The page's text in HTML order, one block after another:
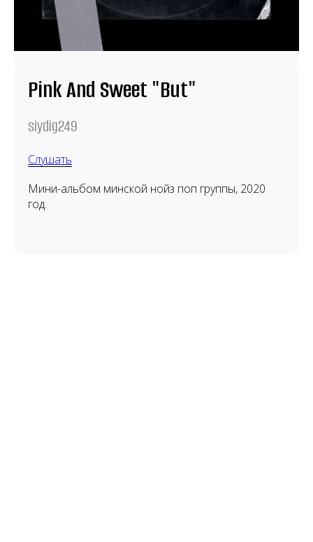
Pink And Sweet "But"
siydig249
Слушать
Мини-альбом минской нойз поп группы, 2020
год.